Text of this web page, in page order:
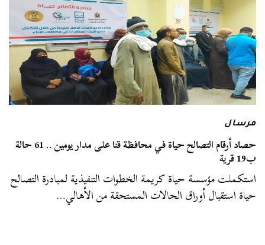
مرسال
حصاد أرقام التصالح حياة في محافظة قنا على مدار يومين .. 61 حالة
ب19 قرية
استكملت مؤسسة حياة كريمة الخطوات التنفيذية لمبادرة التصالح
حياة استقبال أوراق الحالات المستحقة من الأهالي…